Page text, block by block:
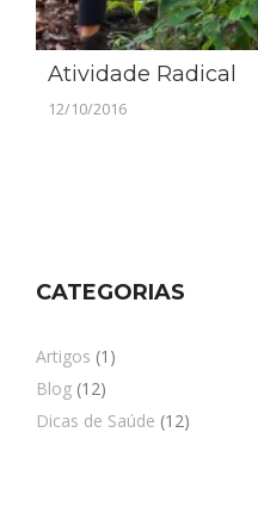
Atividade Radical
12/10/2016
CATEGORIAS
Artigos (1)
Blog (12)
Dicas de Saúde (12)